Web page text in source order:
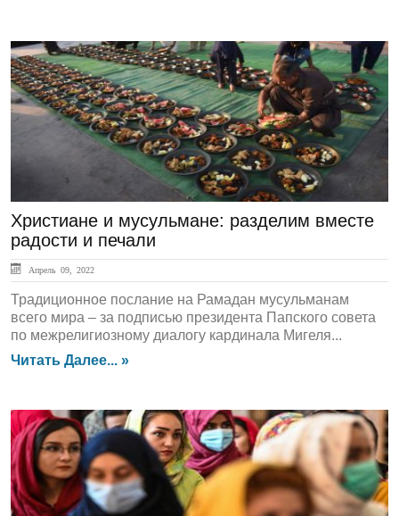
ЛЕНТА НОВОСТЕЙ
Христиане и мусульмане: разделим вместе
радости и печали
Апрель 09, 2022
Традиционное послание на Рамадан мусульманам
всего мира – за подписью президента Папского совета
по межрелигиозному диалогу кардинала Мигеля...
Читать Далее... »
ЛЕНТА НОВОСТЕЙ